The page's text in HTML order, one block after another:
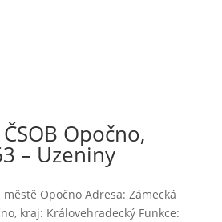
Opočno,
– Uzeniny
městě Opočno Adresa: Zámecká
kraj: Královehradecký Funkce: